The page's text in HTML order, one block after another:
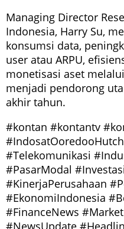
Managing Director
Indonesia, Harry Su,
konsumsi data,
user atau ARPU,
monetisasi aset
menjadi pendorong
akhir tahun.
#kontan #kontantv
#Telekomunikasi
#PasarModal
#KinerjaPerusahaan
#EkonomiIndonesia
#FinanceNews
#NewsUpdate